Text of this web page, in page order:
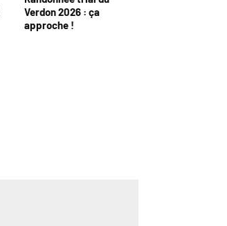
Verdon 2026 : ça
approche !